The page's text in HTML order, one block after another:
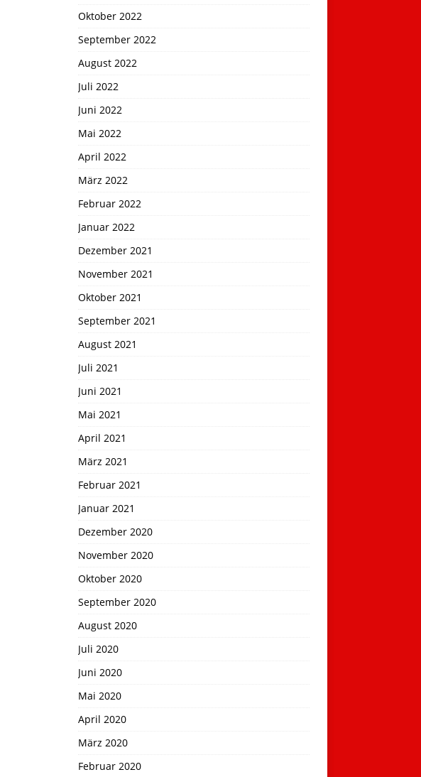
Oktober 2022
September 2022
August 2022
Juli 2022
Juni 2022
Mai 2022
April 2022
März 2022
Februar 2022
Januar 2022
Dezember 2021
November 2021
Oktober 2021
September 2021
August 2021
Juli 2021
Juni 2021
Mai 2021
April 2021
März 2021
Februar 2021
Januar 2021
Dezember 2020
November 2020
Oktober 2020
September 2020
August 2020
Juli 2020
Juni 2020
Mai 2020
April 2020
März 2020
Februar 2020